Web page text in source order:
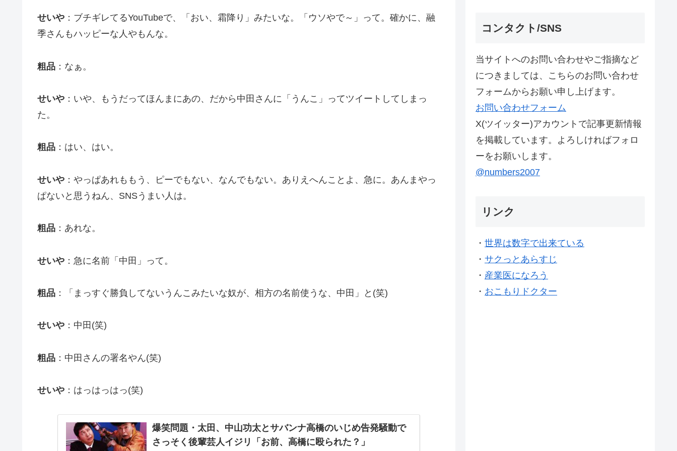
せいや ：ブチギレてるYouTubeで、「おい、霜降り」みたいな。「ウソやで～」って。確かに、融
季さんもハッピーな人やもんな。
粗品 ：なぁ。
せいや ：いや、もうだってほんまにあの、だから中田さんに「うんこ」ってツイートしてしまっ
た。
粗品 ：はい、はい。
せいや ：やっぱあれももう、ピーでもない、なんでもない。ありえへんことよ、急に。あんまやっ
ぱないと思うねん、SNSうまい人は。
粗品 ：あれな。
せいや ：急に名前「中田」って。
粗品 ：「まっすぐ勝負してないうんこみたいな奴が、相方の名前使うな、中田」と(笑)
せいや ：中田(笑)
粗品 ：中田さんの署名やん(笑)
せいや ：はっはっはっ(笑)
爆笑問題・太田、中山功太とサバンナ高橋のいじめ告発騒動で
さっそく後輩芸人イジリ「お前、高橋に殴られた？」
コンタクト/SNS
当サイトへのお問い合わせやご指摘など
につきましては、こちらのお問い合わせ
フォームからお願い申し上げます。
お問い合わせフォーム
X(ツイッター)アカウントで記事更新情報
を掲載しています。よろしければフォロ
ーをお願いします。
@numbers2007
リンク
・ 世界は数字で出来ている
・ サクっとあらすじ
・ 産業医になろう
・ おこもりドクター